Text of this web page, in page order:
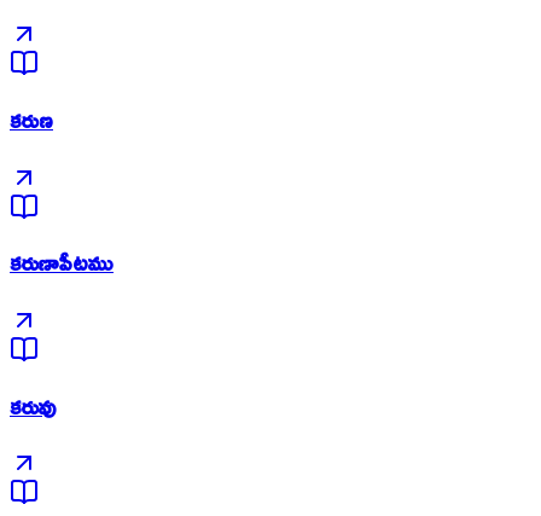
కరుణ
కరుణాపీటము
కరువు